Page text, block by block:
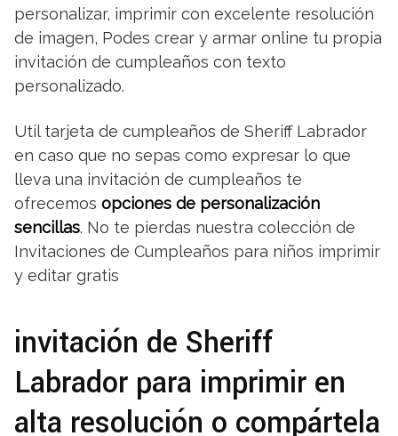
personalizar, imprimir con excelente resolución
de imagen, Podes crear y armar online tu propia
invitación de cumpleaños con texto
personalizado.
Util tarjeta de cumpleaños de Sheriff Labrador
en caso que no sepas como expresar lo que
lleva una invitación de cumpleaños te
ofrecemos opciones de personalización
sencillas. No te pierdas nuestra colección de
Invitaciones de Cumpleaños para niños imprimir
y editar gratis
invitación de Sheriff
Labrador para imprimir en
alta resolución o compártela